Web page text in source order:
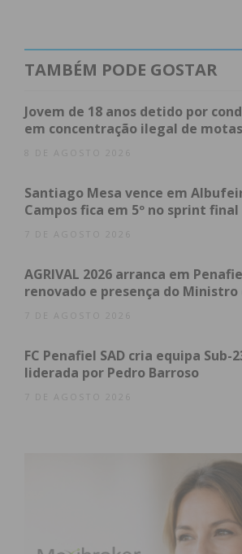
A 26 de novembro vai decorrer a
concurso, que serão avaliadas no
concurso, composto por elementos
Nacional de Juízes. Apenas o
Avishow estará aberto ao público,
aves, bem como à ave e ao
mais pontos em todas as categorias.
domingo, e até com os impactos
pandemia e pelos ciclos naturais
“Tem de haver uma mudança,
que outros clubes se juntem a nós.
torna mais difícil os clubes
TAMBÉM PODE GOSTAR
Jovem de 18 anos detido por
em concentração ilegal de motas
8 DE AGOSTO 2026
Santiago Mesa vence em
Campos fica em 5º no sprint final
7 DE AGOSTO 2026
AGRIVAL 2026 arranca em
renovado e presença do
7 DE AGOSTO 2026
FC Penafiel SAD cria equipa Sub-
liderada por Pedro Barroso
7 DE AGOSTO 2026